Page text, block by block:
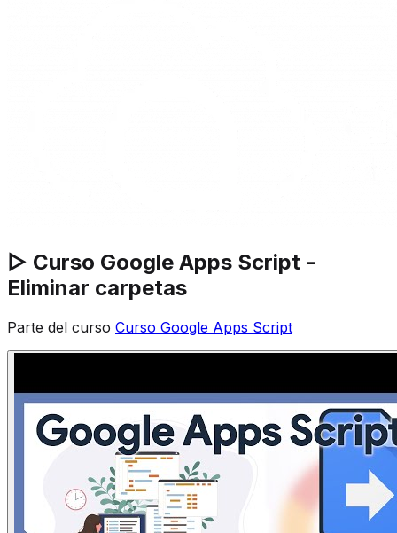
▷ Curso Google Apps Script -
Eliminar carpetas
Parte del curso Curso Google Apps Script